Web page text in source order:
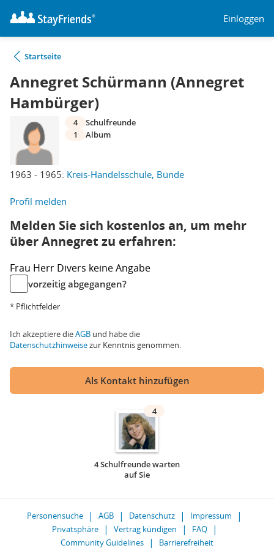
Einloggen
Startseite
Annegret Schürmann (Annegret
Hambürger)
1963 - 1965: Kreis-Handelsschule, Bünde
4
Schulfreunde
1
Album
Profil melden
Melden Sie sich kostenlos an, um mehr
über Annegret zu erfahren:
Frau Herr Divers keine Angabe
vorzeitig abgegangen?
* Pflichtfelder
Ich akzeptiere dieAGB und habe die
Datenschutzhinweisezur Kenntnis genommen.
Als Kontakt hinzufügen
4
4 Schulfreunde warten
auf Sie
Personensuche AGB Datenschutz
Impressum
Privatsphäre
Vertrag kündigen
FAQ
Community Guidelines
Barrierefreiheit